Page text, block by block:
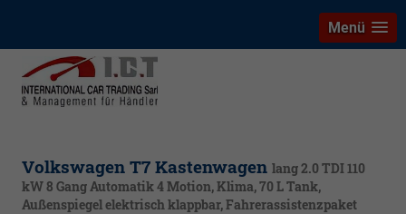
Menü
Volkswagen T7 Kastenwagen lang 2.0 TDI 110
kW 8 Gang Automatik 4 Motion, Klima, 70 L Tank,
Außenspiegel elektrisch klappbar, Fahrerassistenzpaket